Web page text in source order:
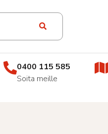
0400 115 585
Soita meille